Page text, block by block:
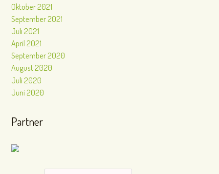
Oktober 2021
September 2021
Juli 2021
April 2021
September 2020
August 2020
Juli 2020
Juni 2020
Partner